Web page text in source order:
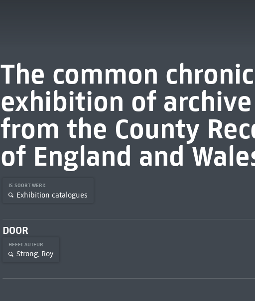
The common
exhibition of
from the County
of England and
IS SOORT WERK
Exhibition catalogues
DOOR
HEEFT AUTEUR
Strong, Roy